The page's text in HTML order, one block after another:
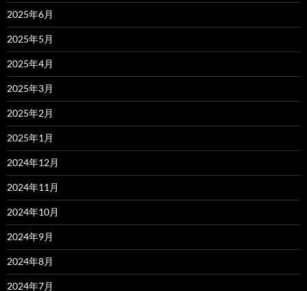
2025年6月
2025年5月
2025年4月
2025年3月
2025年2月
2025年1月
2024年12月
2024年11月
2024年10月
2024年9月
2024年8月
2024年7月